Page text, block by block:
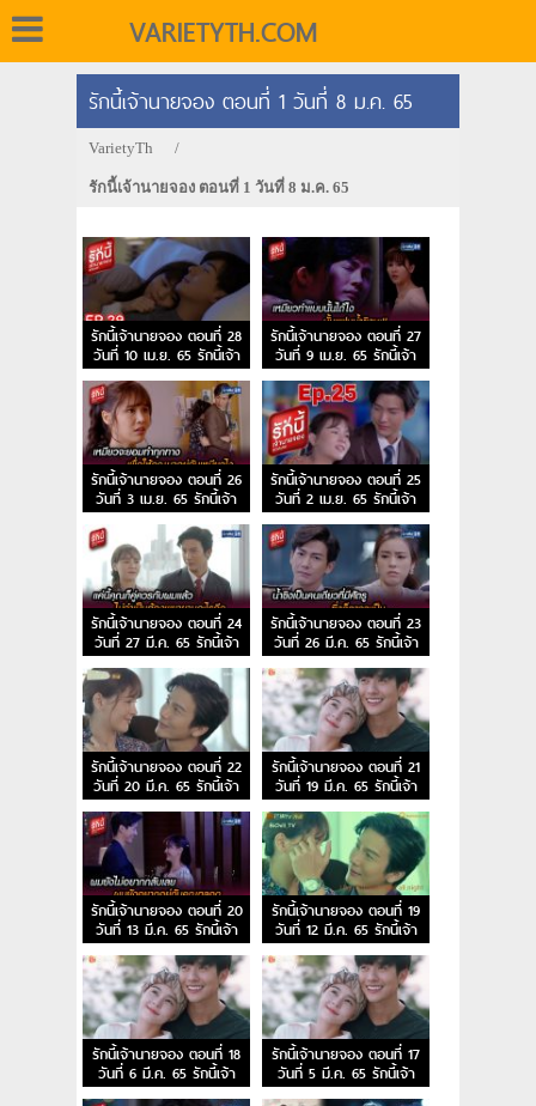
VARIETYTH.COM
รักนี้เจ้านายจอง ตอนที่ 1 วันที่ 8 ม.ค. 65
VarietyTh /
รักนี้เจ้านายจอง ตอนที่ 1 วันที่ 8 ม.ค. 65
รักนี้เจ้านายจอง ตอนที่ 28
วันที่ 10 เม.ย. 65 รักนี้เจ้า
นายจอง EP.28
รักนี้เจ้านายจอง ตอนที่ 27
วันที่ 9 เม.ย. 65 รักนี้เจ้า
นายจอง EP.27
รักนี้เจ้านายจอง ตอนที่ 26
วันที่ 3 เม.ย. 65 รักนี้เจ้า
นายจอง EP.26
รักนี้เจ้านายจอง ตอนที่ 25
วันที่ 2 เม.ย. 65 รักนี้เจ้า
นายจอง EP.25
รักนี้เจ้านายจอง ตอนที่ 24
วันที่ 27 มี.ค. 65 รักนี้เจ้า
นายจอง EP.24
รักนี้เจ้านายจอง ตอนที่ 23
วันที่ 26 มี.ค. 65 รักนี้เจ้า
นายจอง EP.23
รักนี้เจ้านายจอง ตอนที่ 22
วันที่ 20 มี.ค. 65 รักนี้เจ้า
นายจอง EP.22
รักนี้เจ้านายจอง ตอนที่ 21
วันที่ 19 มี.ค. 65 รักนี้เจ้า
นายจอง EP.21
รักนี้เจ้านายจอง ตอนที่ 20
วันที่ 13 มี.ค. 65 รักนี้เจ้า
นายจอง EP.20
รักนี้เจ้านายจอง ตอนที่ 19
วันที่ 12 มี.ค. 65 รักนี้เจ้า
นายจอง EP.19
รักนี้เจ้านายจอง ตอนที่ 18
วันที่ 6 มี.ค. 65 รักนี้เจ้า
นายจอง EP.18
รักนี้เจ้านายจอง ตอนที่ 17
วันที่ 5 มี.ค. 65 รักนี้เจ้า
นายจอง EP.17